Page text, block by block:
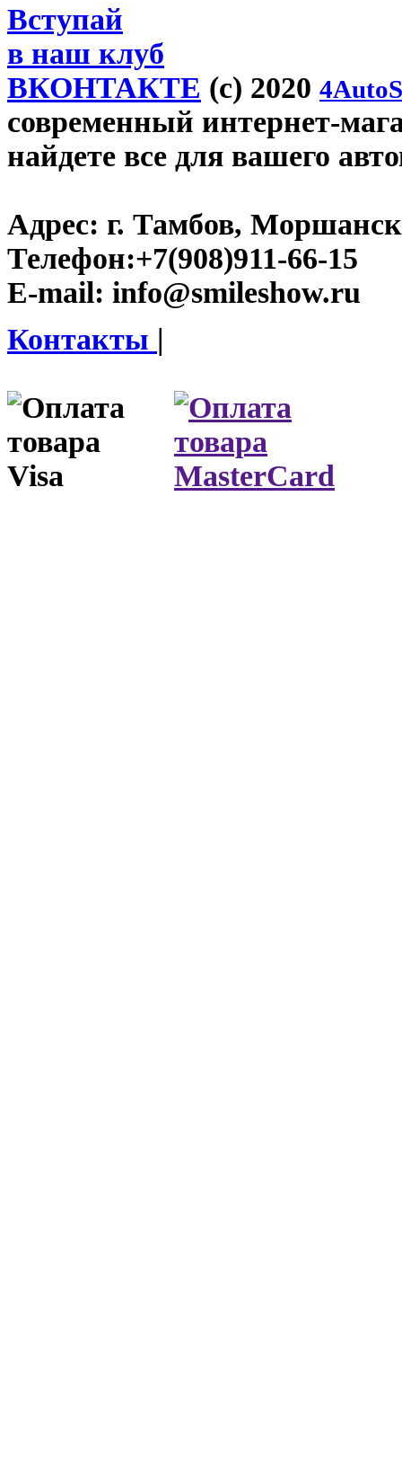
Вступай
в наш клуб
ВКОНТАКТЕ (c) 2020
современный интернет-
найдете все для вашего
Адрес: г. Тамбов,
Телефон:+7(908)911-66-15
E-mail: info@smileshow.ru
Контакты |